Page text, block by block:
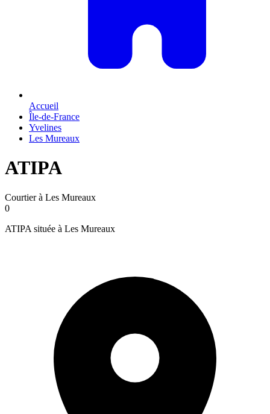
Accueil
Île-de-France
Yvelines
Les Mureaux
ATIPA
Courtier à Les Mureaux
0
ATIPA située à Les Mureaux